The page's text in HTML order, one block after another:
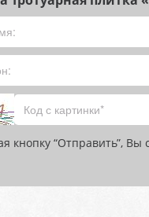
кнопку “Отправить”, Вы